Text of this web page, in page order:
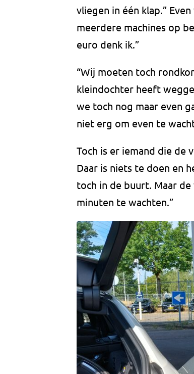
vliegen in één klap.”
meerdere machines op
euro denk ik.”
“Wij moeten toch
kleindochter heeft
we toch nog maar even
niet erg om even te
Toch is er iemand die de
Daar is niets te doen en
toch in de buurt. Maar
minuten te wachten.”